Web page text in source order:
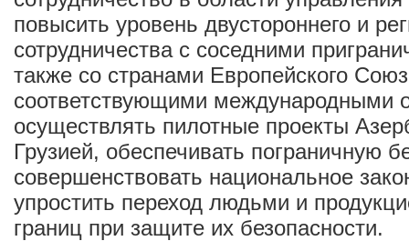
повысить уровень двустороннего и
сотрудничества с соседними
также со странами Европейского
соответствующими международными
осуществлять пилотные проекты
Грузией, обеспечивать пограничную
совершенствовать национальное
упростить переход людьми и
границ при защите их безопасности.